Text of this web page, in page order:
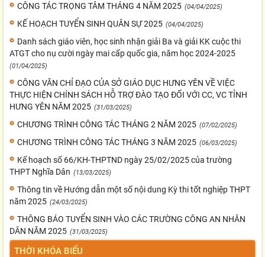
CÔNG TÁC TRỌNG TÂM THÁNG 4 NĂM 2025 (04/04/2025)
KẾ HOẠCH TUYỂN SINH QUÂN SỰ 2025 (04/04/2025)
Danh sách giáo viên, học sinh nhận giải Ba và giải KK cuộc thi
ATGT cho nụ cười ngày mai cấp quốc gia, năm học 2024-2025
(01/04/2025)
CÔNG VĂN CHỈ ĐẠO CỦA SỞ GIÁO DỤC HƯNG YÊN VỀ VIỆC
THỰC HIỆN CHÍNH SÁCH HỖ TRỢ ĐÀO TẠO ĐỐI VỚI CC, VC TỈNH
HƯNG YÊN NĂM 2025 (31/03/2025)
CHƯƠNG TRÌNH CÔNG TÁC THÁNG 2 NĂM 2025 (07/02/2025)
CHƯƠNG TRÌNH CÔNG TÁC THÁNG 3 NĂM 2025 (06/03/2025)
Kế hoạch số 66/KH-THPTND ngày 25/02/2025 của trường
THPT Nghĩa Dân (13/03/2025)
Thông tin về Hướng dẫn một số nội dung Kỳ thi tốt nghiệp THPT
năm 2025 (24/03/2025)
THÔNG BÁO TUYỂN SINH VÀO CÁC TRƯỜNG CÔNG AN NHÂN
DÂN NĂM 2025 (31/03/2025)
THỜI KHÓA BIỂU